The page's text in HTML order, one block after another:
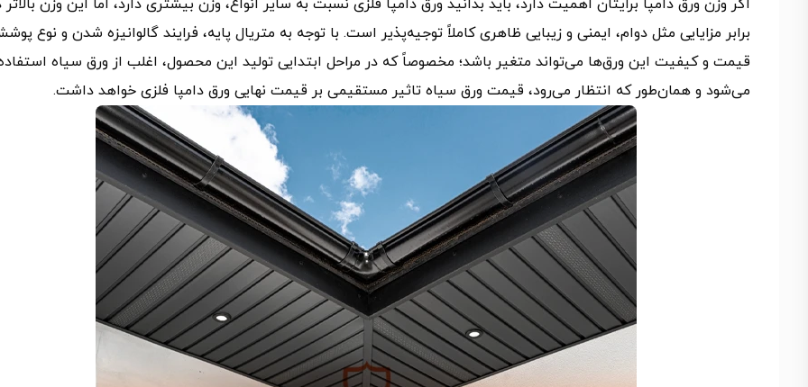
اگر وزن ورق دامپا برایتان اهمیت دارد، باید بدانید ورق دامپا فلزی نسبت به سایر انواع، وزن بیشتری دارد، اما این وزن بالاتر
برابر مزایایی مثل دوام، ایمنی و زیبایی ظاهری کاملاً توجیه‌پذیر است. با توجه به متریال پایه، فرایند گالوانیزه شدن و نوع
قیمت و کیفیت این ورق‌ها می‌تواند متغیر باشد؛ مخصوصاً که در مراحل ابتدایی تولید این محصول، اغلب از ورق سیاه
می‌شود و همان‌طور که انتظار می‌رود، قیمت ورق سیاه تاثیر مستقیمی بر قیمت نهایی ورق دامپا فلزی خواهد داشت.